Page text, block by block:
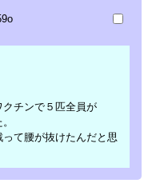
チンで５匹全員が
って腰が抜けたんだと思